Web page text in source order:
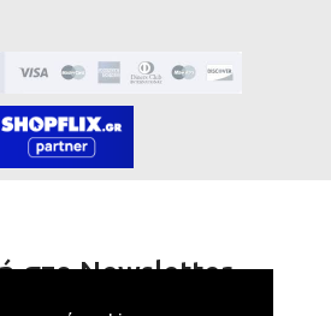
στο Newsletter